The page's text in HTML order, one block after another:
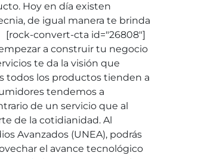
Hoy en día existen
de igual manera te brinda
[rock-convert-cta id="26808"]
a construir tu negocio
te da la visión que
todos los productos tienden a
tendemos a
de un servicio que al
de la cotidianidad. Al
Avanzados (UNEA), podrás
el avance tecnológico